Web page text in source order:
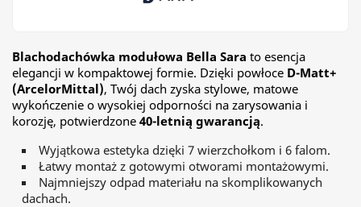
Blachodachówka modułowa Bella Sara to esencja
elegancji w kompaktowej formie. Dzięki powłoce D-Matt+
(ArcelorMittal), Twój dach zyska stylowe, matowe
wykończenie o wysokiej odporności na zarysowania i
korozję, potwierdzone 40-letnią gwarancją.
Wyjątkowa estetyka dzięki 7 wierzchołkom i 6 falom.
Łatwy montaż z gotowymi otworami montażowymi.
Najmniejszy odpad materiału na skomplikowanych
dachach.